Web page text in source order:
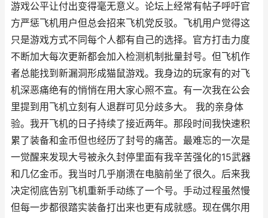
游戏公平让付出变得毫无意义。论坛上经常有帖子呼吁官
方严惩飞机用户但总会招来飞机党反驳。飞机用户觉得这
只是游戏方式不同每个人都有自己的选择。官方打击力度
不断加大每次更新都会加入检测机制批量封号。但飞机作
者总能找到新漏洞形成猫鼠游戏。我身边的玩家有的对飞
机深恶痛绝有的悄悄在用大家心照不宣。有一次我在公会
里提到用飞机立刻有人退群可见分歧多大。 我的亲身体
验。我开飞机的日子持续了接近两年。那段时间我快速积
累了装备和金币但也经历了封号的痛苦。最难忘的一次是
一觉醒来发现大号被永久封停里面有我辛苦强化的15武器
和几亿金币。我当时几乎崩溃在电脑前坐了很久。后来我
决定彻底告别飞机重新手动练了一个号。手动过程虽然慢
但每一步都很踏实装备打出来也更有成就感。现在偶尔用